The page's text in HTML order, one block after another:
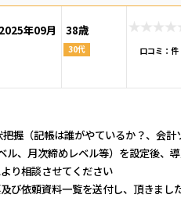
2025年09月 38歳
30代 口コミ： 件
握（記帳は誰がやているか？、会
ル、月次締めレベル等）を設定後、導
り相談させてください
び依頼資料一覧を送付し、頂きま